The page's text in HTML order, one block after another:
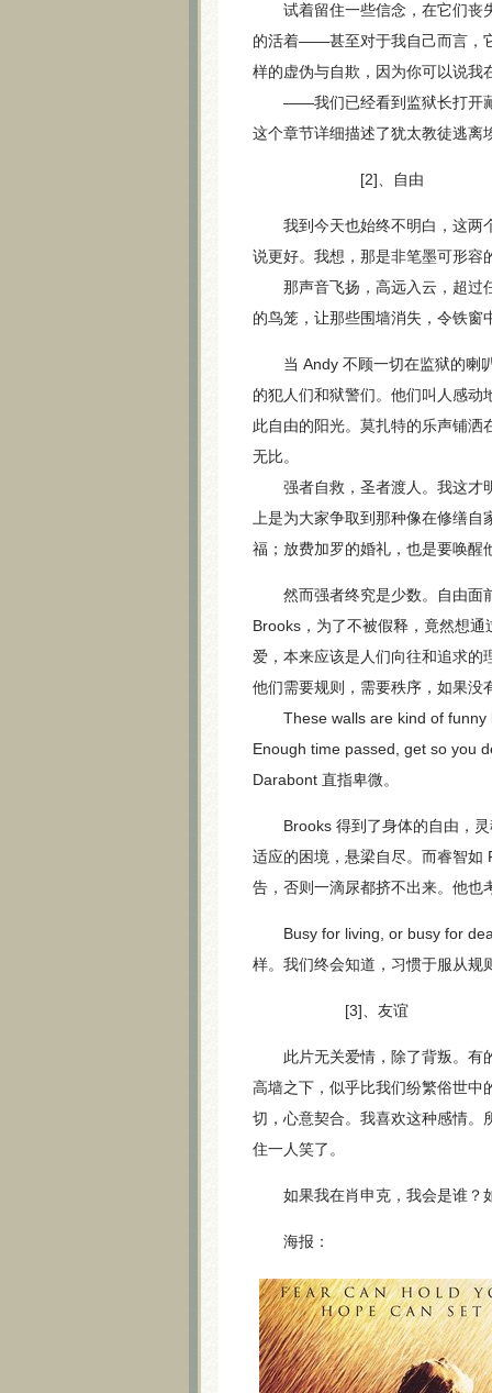
试着留住一些信念，在它们丧
的活着——甚至对于我自己而言，
样的虚伪与自欺，因为你可以说我
——我们已经看到监狱长打开藏
这个章节详细描述了犹太教徒逃离
[2]、自由
我到今天也始终不明白，这两
说更好。我想，那是非笔墨可形容
那声音飞扬，高远入云，超过
的鸟笼，让那些围墙消失，令铁窗
当 Andy 不顾一切在监狱的喇叭
的犯人们和狱警们。他们叫人感
此自由的阳光。莫扎特的乐声铺
无比。
强者自救，圣者渡人。我这才
上是为大家争取到那种像在修缮
福；放费加罗的婚礼，也是要唤醒
然而强者终究是少数。自由面
Brooks，为了不被假释，竟然想
爱，本来应该是人们向往和追求的
他们需要规则，需要秩序，如果没
These walls are kind of funny
Enough time passed, get so you
Darabont 直指卑微。
Brooks 得到了身体的自由，灵
适应的困境，悬梁自尽。而睿智如
告，否则一滴尿都挤不出来。他也
Busy for living, or busy for
样。我们终会知道，习惯于服从规
[3]、友谊
此片无关爱情，除了背叛。有
高墙之下，似乎比我们纷繁俗世中
切，心意契合。我喜欢这种感情。
住一人笑了。
如果我在肖申克，我会是谁？
海报：